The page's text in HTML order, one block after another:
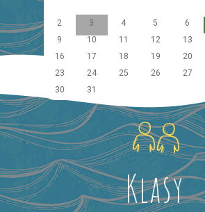
2
3 4 5 6
9
10 11 12 13
16
17 18 19 20
23
24 25 26 27
30
31
Klasy